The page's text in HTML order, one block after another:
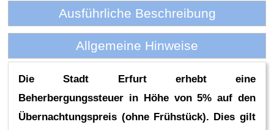
Ausführliche Beschreibung
Allgemeine Hinweise
Die Stadt Erfurt erhebt eine
Beherbergungssteuer in Höhe von 5% auf den
Übernachtungspreis (ohne Frühstück). Dies gilt